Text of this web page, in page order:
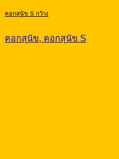
คอกสุนัข S กว้าง
คอกสุนัข, คอกสุนัข S